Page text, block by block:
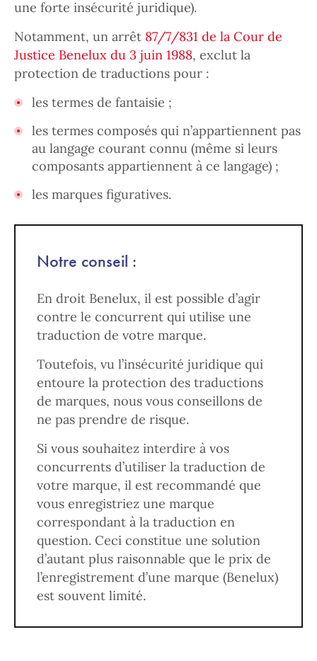
une forte insécurité juridique).
Notamment, un arrêt 87/7/831 de la Cour de
Justice Benelux du 3 juin 1988, exclut la
protection de traductions pour :
les termes de fantaisie ;
les termes composés qui n’appartiennent pas
au langage courant connu (même si leurs
composants appartiennent à ce langage) ;
les marques figuratives.
Notre conseil :
En droit Benelux, il est possible d’agir
contre le concurrent qui utilise une
traduction de votre marque.
Toutefois, vu l’insécurité juridique qui
entoure la protection des traductions
de marques, nous vous conseillons de
ne pas prendre de risque.
Si vous souhaitez interdire à vos
concurrents d’utiliser la traduction de
votre marque, il est recommandé que
vous enregistriez une marque
correspondant à la traduction en
question. Ceci constitue une solution
d’autant plus raisonnable que le prix de
l’enregistrement d’une marque (Benelux)
est souvent limité.